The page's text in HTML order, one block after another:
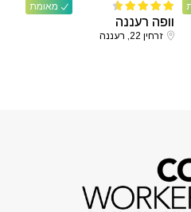
מאומת
וופה רעננה
זרחין 22, רעננה